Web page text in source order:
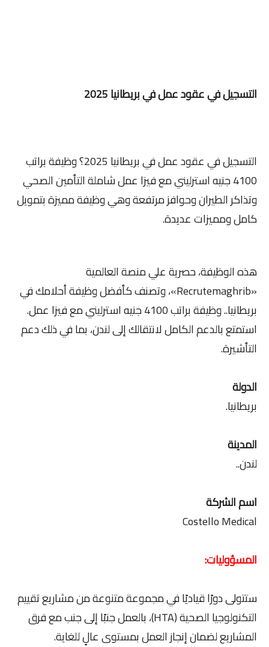
التسجيل في عقود عمل في بريطانيا 2025
التسجيل في عقود عمل في بريطانيا 2025؟ وظيفة براتب
4100 جنيه استرليني مع فيزا عمل شاملة التأمين الصحي
وتذاكر الطيران وحوافز مرتفعة وهي وظيفة مميزة بتمويل
كامل ومميزات عديدة.
هذه الوظيفة، حصرية علي منصة العالمية
«Recrutemaghrib»، وتصنف كأفضل وظيفة أحلامك في
بريطانيا.. وظيفة براتب 4100 جنيه استرليني مع فيزا عمل.
استمتع بالدعم الكامل لانتقالك إلى لندن، بما في ذلك دعم
التأشيرة.
الدولة
بريطانيا.
المدينة
لندن..
اسم الشركة
Costello Medical
المسؤوليات:
ستتولى دورًا قياديًا في مجموعة متنوعة من مشاريع تقييم
التكنولوجيا الصحية (HTA)، بالعمل جنبًا إلى جنب مع فرق
المشاريع لضمان إنجاز العمل بمستوى عالٍ للغاية.